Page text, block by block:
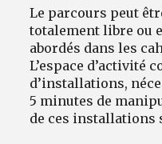
Le parcours peut
totalement libre ou
abordés dans les
L’espace d’activité
d’installations,
5 minutes de
de ces installations